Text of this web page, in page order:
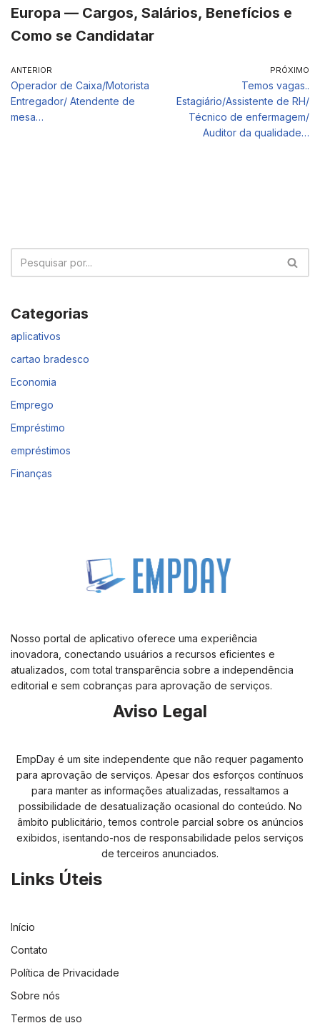
Europa — Cargos, Salários, Benefícios e
Como se Candidatar
ANTERIOR
Operador de Caixa/Motorista
Entregador/ Atendente de
mesa…
PRÓXIMO
Temos vagas..
Estagiário/Assistente de RH/
Técnico de enfermagem/
Auditor da qualidade…
Categorias
aplicativos
cartao bradesco
Economia
Emprego
Empréstimo
empréstimos
Finanças
Nosso portal de aplicativo oferece uma experiência
inovadora, conectando usuários a recursos eficientes e
atualizados, com total transparência sobre a independência
editorial e sem cobranças para aprovação de serviços.
Aviso Legal
EmpDay é um site independente que não requer pagamento
para aprovação de serviços. Apesar dos esforços contínuos
para manter as informações atualizadas, ressaltamos a
possibilidade de desatualização ocasional do conteúdo. No
âmbito publicitário, temos controle parcial sobre os anúncios
exibidos, isentando-nos de responsabilidade pelos serviços
de terceiros anunciados.
Links Úteis
Início
Contato
Política de Privacidade
Sobre nós
Termos de uso